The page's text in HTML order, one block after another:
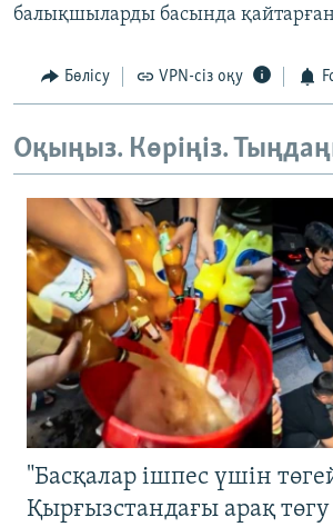
балықшыларды басында
Бөлісу VPN-сіз оқу
Оқыңыз. Көріңіз.
"Басқалар ішпес үшін
Қырғызстандағы арақ